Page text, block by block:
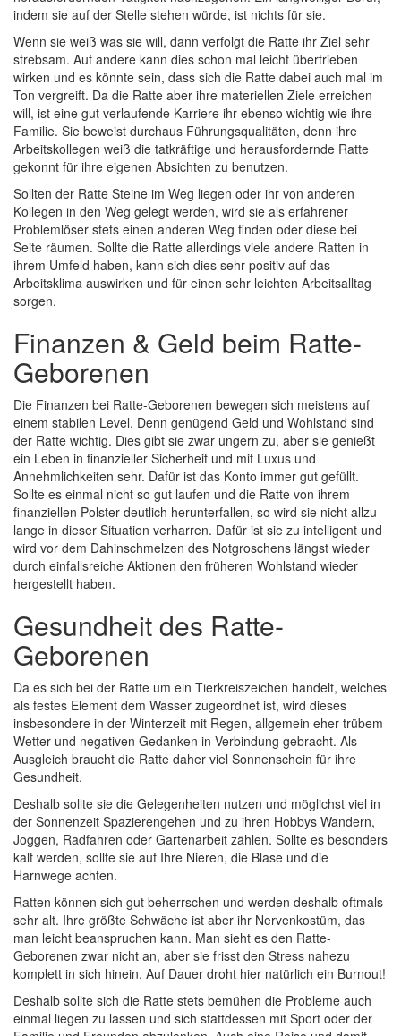
indem sie auf der Stelle stehen würde, ist nichts für sie.
Wenn sie weiß was sie will, dann verfolgt die Ratte ihr Ziel sehr
strebsam. Auf andere kann dies schon mal leicht übertrieben
wirken und es könnte sein, dass sich die Ratte dabei auch mal im
Ton vergreift. Da die Ratte aber ihre materiellen Ziele erreichen
will, ist eine gut verlaufende Karriere ihr ebenso wichtig wie ihre
Familie. Sie beweist durchaus Führungsqualitäten, denn ihre
Arbeitskollegen weiß die tatkräftige und herausfordernde Ratte
gekonnt für ihre eigenen Absichten zu benutzen.
Sollten der Ratte Steine im Weg liegen oder ihr von anderen
Kollegen in den Weg gelegt werden, wird sie als erfahrener
Problemlöser stets einen anderen Weg finden oder diese bei
Seite räumen. Sollte die Ratte allerdings viele andere Ratten in
ihrem Umfeld haben, kann sich dies sehr positiv auf das
Arbeitsklima auswirken und für einen sehr leichten Arbeitsalltag
sorgen.
Finanzen & Geld beim Ratte-
Geborenen
Die Finanzen bei Ratte-Geborenen bewegen sich meistens auf
einem stabilen Level. Denn genügend Geld und Wohlstand sind
der Ratte wichtig. Dies gibt sie zwar ungern zu, aber sie genießt
ein Leben in finanzieller Sicherheit und mit Luxus und
Annehmlichkeiten sehr. Dafür ist das Konto immer gut gefüllt.
Sollte es einmal nicht so gut laufen und die Ratte von ihrem
finanziellen Polster deutlich herunterfallen, so wird sie nicht allzu
lange in dieser Situation verharren. Dafür ist sie zu intelligent und
wird vor dem Dahinschmelzen des Notgroschens längst wieder
durch einfallsreiche Aktionen den früheren Wohlstand wieder
hergestellt haben.
Gesundheit des Ratte-
Geborenen
Da es sich bei der Ratte um ein Tierkreiszeichen handelt, welches
als festes Element dem Wasser zugeordnet ist, wird dieses
insbesondere in der Winterzeit mit Regen, allgemein eher trübem
Wetter und negativen Gedanken in Verbindung gebracht. Als
Ausgleich braucht die Ratte daher viel Sonnenschein für ihre
Gesundheit.
Deshalb sollte sie die Gelegenheiten nutzen und möglichst viel in
der Sonnenzeit Spazierengehen und zu ihren Hobbys Wandern,
Joggen, Radfahren oder Gartenarbeit zählen. Sollte es besonders
kalt werden, sollte sie auf Ihre Nieren, die Blase und die
Harnwege achten.
Ratten können sich gut beherrschen und werden deshalb oftmals
sehr alt. Ihre größte Schwäche ist aber ihr Nervenkostüm, das
man leicht beanspruchen kann. Man sieht es den Ratte-
Geborenen zwar nicht an, aber sie frisst den Stress nahezu
komplett in sich hinein. Auf Dauer droht hier natürlich ein Burnout!
Deshalb sollte sich die Ratte stets bemühen die Probleme auch
einmal liegen zu lassen und sich stattdessen mit Sport oder der